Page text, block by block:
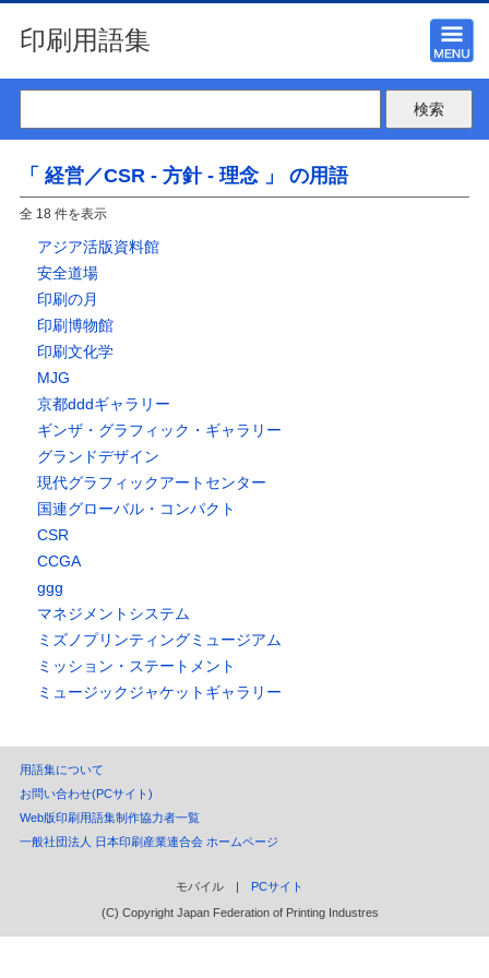
印刷用語集
「 経営／CSR - 方針 - 理念 」 の用語
全 18 件を表示
アジア活版資料館
安全道場
印刷の月
印刷博物館
印刷文化学
MJG
京都dddギャラリー
ギンザ・グラフィック・ギャラリー
グランドデザイン
現代グラフィックアートセンター
国連グローバル・コンパクト
CSR
CCGA
ggg
マネジメントシステム
ミズノプリンティングミュージアム
ミッション・ステートメント
ミュージックジャケットギャラリー
用語集について
お問い合わせ(PCサイト)
Web版印刷用語集制作協力者一覧
一般社団法人 日本印刷産業連合会 ホームページ
モバイル | PCサイト
(C) Copyright Japan Federation of Printing Industres